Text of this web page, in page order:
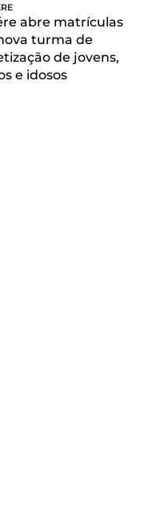
abre matrículas
turma de
de jovens,
e idosos